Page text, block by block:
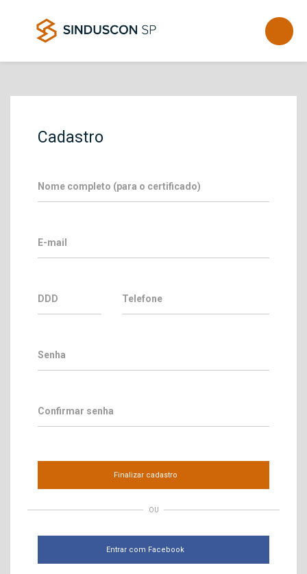
Cadastro
Nome completo (para o certificado)
E-mail
DDD Telefone
Senha
Confirmar senha
Finalizar cadastro
OU
Entrar com Facebook